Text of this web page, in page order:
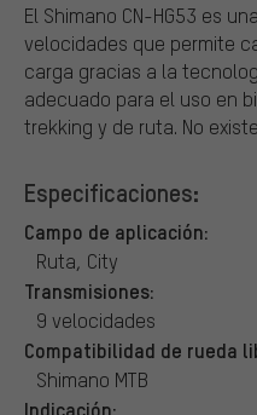
El Shimano CN-HG53 es
velocidades que permite
carga gracias a la
adecuado para el uso en
trekking y de ruta. No
Especificaciones:
Campo de aplicación:
Ruta, City
Transmisiones:
9 velocidades
Compatibilidad de rueda
Shimano MTB
Indicación: